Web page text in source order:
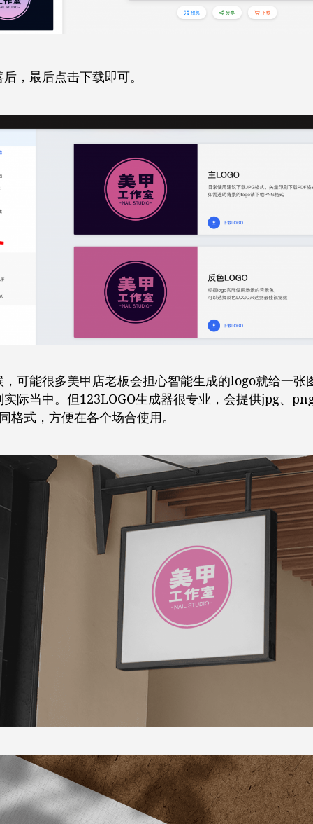
，最后点击下载即可。
，可能很多美甲店老板会担心智能生成的logo就给一张
实际当中。但123LOGO生成器很专业，会提供jpg、
格式，方便在各个场合使用。